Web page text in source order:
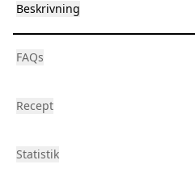
Beskrivning
FAQs
Recept
Statistik